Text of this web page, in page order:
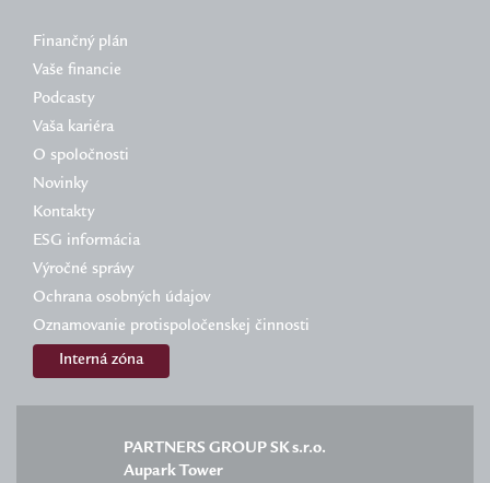
Finančný plán
Vaše financie
Podcasty
Vaša kariéra
O spoločnosti
Novinky
Kontakty
ESG informácia
Výročné správy
Ochrana osobných údajov
Oznamovanie protispoločenskej činnosti
Interná zóna
PARTNERS GROUP SK s.r.o.
Aupark Tower